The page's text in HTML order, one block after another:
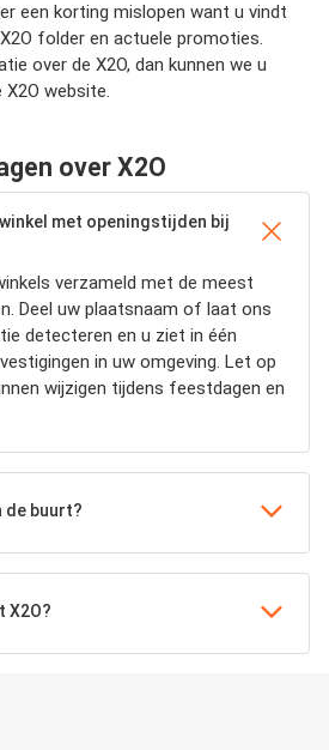
een korting mislopen want u vindt
folder en actuele promoties.
over de X2O, dan kunnen we u
website.
over X2O
met openingstijden bij
verzameld met de meest
Deel uw plaatsnaam of laat ons
detecteren en u ziet in één
vestigingen in uw omgeving. Let op
wijzigen tijdens feestdagen en
de buurt?
X2O?